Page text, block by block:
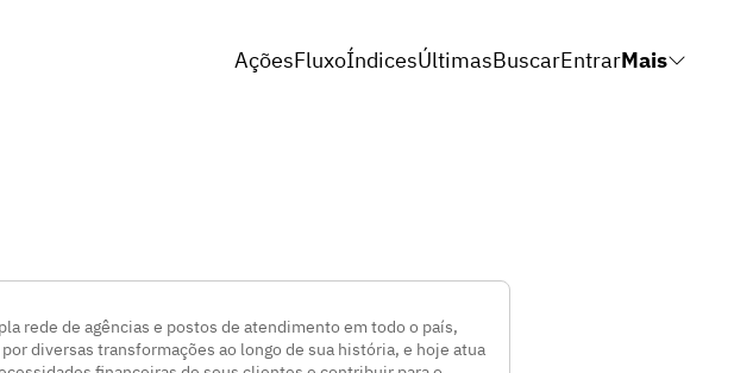
AçõesFluxoÍndicesÚltimasBuscarEntrarMais
rede de agências e postos de atendimento em todo o país,
diversas transformações ao longo de sua história, e hoje atua